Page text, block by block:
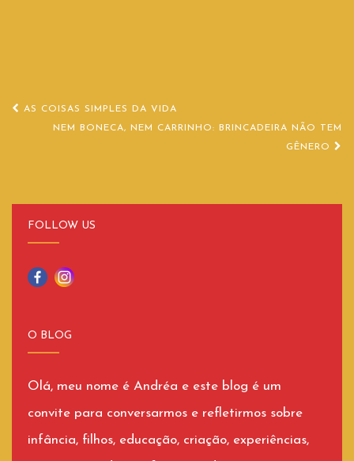
Navegação
AS COISAS SIMPLES DA VIDA
NEM BONECA, NEM CARRINHO: BRINCADEIRA NÃO TEM
GÊNERO
FOLLOW US
O BLOG
Olá, meu nome é Andréa e este blog é um
convite para conversarmos e refletirmos sobre
infância, filhos, educação, criação, experiências,